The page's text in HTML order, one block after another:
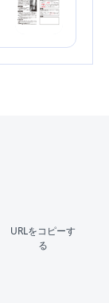
URLをコピーす
る